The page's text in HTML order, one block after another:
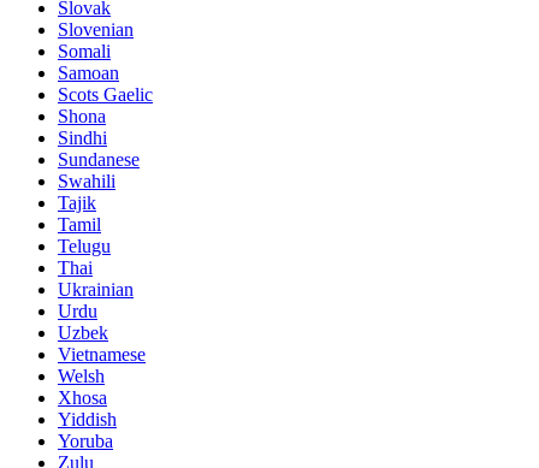
Slovak
Slovenian
Somali
Samoan
Scots Gaelic
Shona
Sindhi
Sundanese
Swahili
Tajik
Tamil
Telugu
Thai
Ukrainian
Urdu
Uzbek
Vietnamese
Welsh
Xhosa
Yiddish
Yoruba
Zulu